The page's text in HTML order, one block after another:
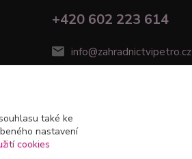
+420 602 223 614
info@zahradnictvipetro.cz
také ke
nastavení
cookies